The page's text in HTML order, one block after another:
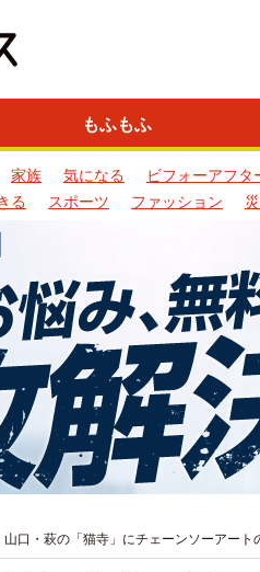
もふもふ
家族 気になる ビフォーアフタ
る スポーツ ファッション
山口・萩の「猫寺」にチェーンソーアー